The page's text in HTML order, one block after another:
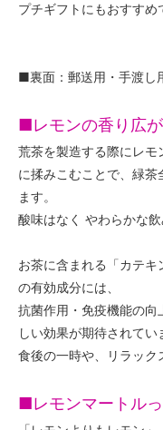
プチギフトにもおすすめ
■裏面：郵送用・手渡し
■レモンの香り広
荒茶を製造する際にレ
に揉みこむことで、緑茶
ます。
酸味はなく やわらかな
お茶に含まれる「カテ
の有効成分には、
抗菌作用・免疫機能の
しい効果が期待されてい
食後の一時や、リラック
■レモンマートル